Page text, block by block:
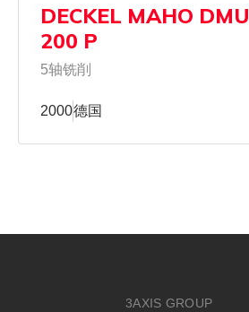
DECKEL MAHO DMU
200 P
5轴铣削
2000德国
3AXIS GROUP